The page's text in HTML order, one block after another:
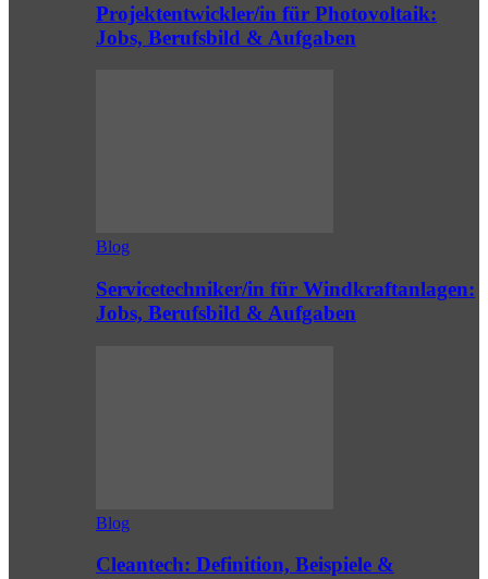
Projektentwickler/in für Photovoltaik:
Jobs, Berufsbild & Aufgaben
Blog
Servicetechniker/in für Windkraftanlagen:
Jobs, Berufsbild & Aufgaben
Blog
Cleantech: Definition, Beispiele &